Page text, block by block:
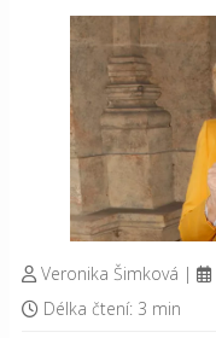
Veronika Šimková |
Délka čtení: 3 min